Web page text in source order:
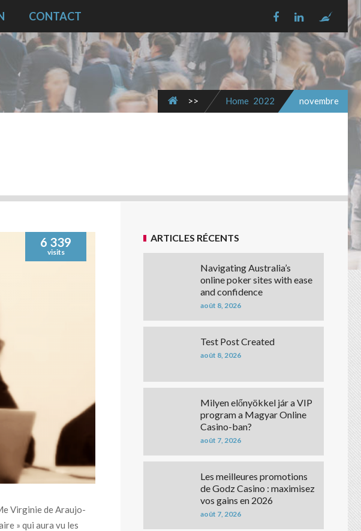
CONTACT
>> Home 2022 novembre
6 339
visits
Virginie de Araujo-
» qui aura vu les
ARTICLES RÉCENTS
Navigating Australia’s
online poker sites with ease
and confidence
août 8, 2026
Test Post Created
août 8, 2026
Milyen előnyökkel jár a VIP
program a Magyar Online
Casino-ban?
août 7, 2026
Les meilleures promotions
de Godz Casino : maximisez
vos gains en 2026
août 7, 2026